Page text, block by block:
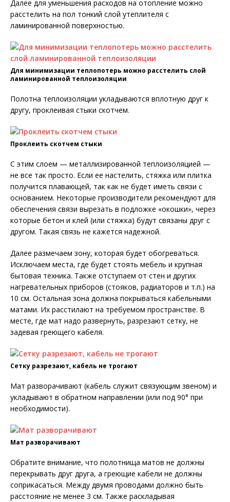
Далее для уменьшения расходов на отопление можно
расстелить на пол тонкий слой утеплителя с
ламинированной поверхностью.
Для минимизации теплопотерь можно расстелить слой
ламинированной теплоизоляции
Полотна теплоизоляции укладываются вплотную друг к
другу, проклеивая стыки скотчем.
Проклеить скотчем стыки
С этим слоем — металлизированной теплоизоляцией —
не все так просто. Если ее настелить, стяжка или плитка
получится плавающей, так как не будет иметь связи с
основанием. Некоторые производители рекомендуют для
обеспечения связи вырезать в подложке «окошки», через
которые бетон и клей (или стяжка) будут связаны друг с
другом. Такая связь не кажется надежной.
Далее размечаем зону, которая будет обогреваться.
Исключаем места, где будет стоять мебель и крупная
бытовая техника. Также отступаем от стен и других
нагревательных приборов (стояков, радиаторов и т.п.) на
10 см. Остальная зона должна покрываться кабельными
матами. Их расстилают на требуемом пространстве. В
месте, где мат надо развернуть, разрезают сетку, не
задевая греющего кабеля.
Сетку разрезают, кабель не трогают
Мат разворачивают (кабель служит связующим звеном) и
укладывают в обратном направлении (или под 90° при
необходимости).
Мат разворачивают
Обратите внимание, что полотнища матов не должны
перекрывать друг друга, а греющие кабели не должны
соприкасаться. Между двумя проводами должно быть
расстояние не менее 3 см. Также раскладывая